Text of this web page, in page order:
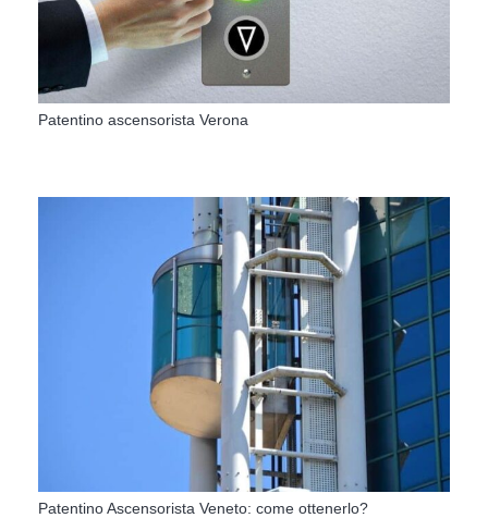
Patentino ascensorista Verona
Patentino Ascensorista Veneto: come ottenerlo?